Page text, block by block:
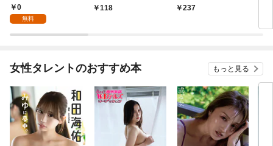
～【単話】（１）
0
無料
話】（１）
118
ンスターのミスコン無
237
女性タレントのおすすめ本 もっと見る